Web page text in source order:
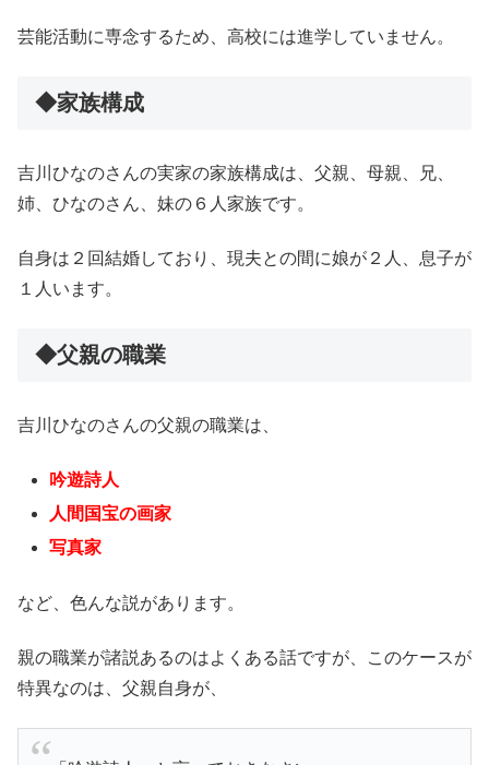
芸能活動に専念するため、高校には進学していません。
◆家族構成
吉川ひなのさんの実家の家族構成は、父親、母親、兄、
姉、ひなのさん、妹の６人家族です。
自身は２回結婚しており、現夫との間に娘が２人、息子が
１人います。
◆父親の職業
吉川ひなのさんの父親の職業は、
吟遊詩人
人間国宝の画家
写真家
など、色んな説があります。
親の職業が諸説あるのはよくある話ですが、このケースが
特異なのは、父親自身が、